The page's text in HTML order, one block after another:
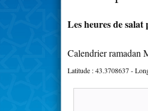
Les heures de
Calendrier ramadan
Latitude :43.3708637-